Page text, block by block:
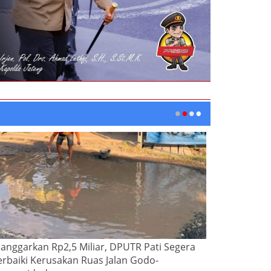
Rp2,5 Miliar, DPUTR Pati Segera
Kerusakan Ruas Jalan Godo-